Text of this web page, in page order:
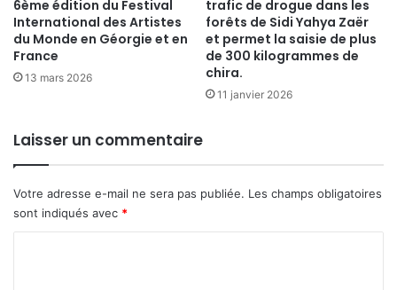
6ème édition du Festival
International des Artistes
du Monde en Géorgie et en
France
13 mars 2026
trafic de drogue dans les
forêts de Sidi Yahya Zaër
et permet la saisie de plus
de 300 kilogrammes de
chira.
11 janvier 2026
Laisser un commentaire
Votre adresse e-mail ne sera pas publiée. Les champs obligatoires
sont indiqués avec *